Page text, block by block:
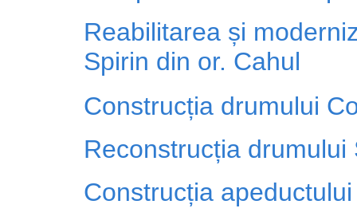
Reabilitarea și
Spirin din or. Cahul
Construcția drumului
Reconstrucția
Construcția